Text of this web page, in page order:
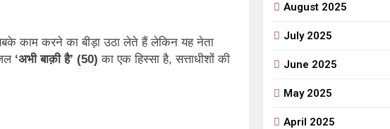
काम करने का बीड़ा उठा लेते हैं लेकिन यह नेता
‘अभी बाक़ी है’ (50) का एक हिस्सा है, सत्ताधीशों की
August 2025
July 2025
June 2025
May 2025
April 2025